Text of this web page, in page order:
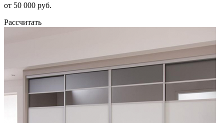
от 50 000 руб.
Рассчитать